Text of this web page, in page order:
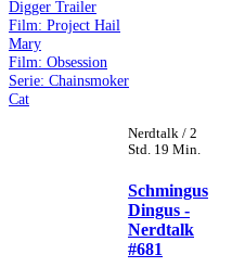
Digger Trailer
Film: Project Hail
Mary
Film: Obsession
Serie: Chainsmoker
Cat
Nerdtalk / 2
Std. 19 Min.
Schmingus
Dingus -
Nerdtalk
#681